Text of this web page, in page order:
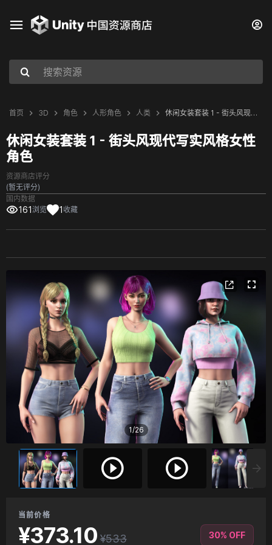
首页 3D 角色 人形角色 人类 休闲女装套装 1 - 街头风现代写实风格女性角色
休闲女装套装 1 - 街头风现代写实风格女性
角色
资源商店评分
(暂无评分)
国内数据
161浏览 1 收藏
1/26
当前价格
¥373.10 ¥533 30% OFF